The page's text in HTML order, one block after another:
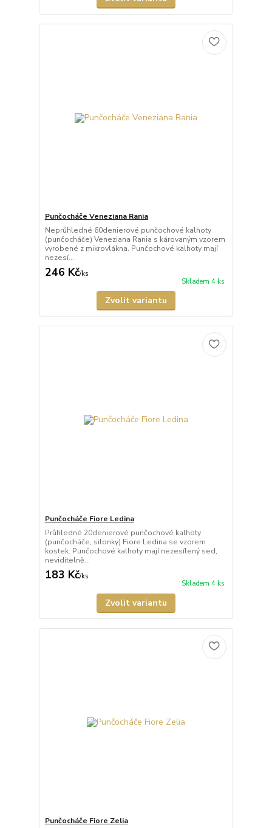
Punčocháče Veneziana Rania
Neprůhledné 60denierové punčochové kalhoty
(punčocháče) Veneziana Rania s károvaným vzorem
vyrobené z mikrovlákna. Punčochové kalhoty mají
nezesí...
246 Kč/ks
Skladem 4 ks
Zvolit variantu
Punčocháče Fiore Ledina
Průhledné 20denierové punčochové kalhoty
(punčocháče, silonky) Fiore Ledina se vzorem
kostek. Punčochové kalhoty mají nezesílený sed,
neviditelně...
183 Kč/ks
Skladem 4 ks
Zvolit variantu
Punčocháče Fiore Zelia